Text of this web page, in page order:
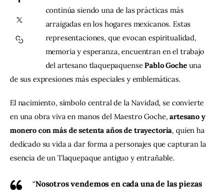
Contacto
continúa siendo una de las prácticas más
arraigadas en los hogares mexicanos. Estas
representaciones, que evocan espiritualidad,
memoria y esperanza, encuentran en el trabajo
del artesano tlaquepaquense Pablo Goche una
de sus expresiones más especiales y emblemáticas.
El nacimiento, símbolo central de la Navidad, se convierte
en una obra viva en manos del Maestro Goche, artesano y
monero con más de setenta años de trayectoria, quien ha
dedicado su vida a dar forma a personajes que capturan la
esencia de un Tlaquepaque antiguo y entrañable.
“Nosotros vendemos en cada una de las piezas